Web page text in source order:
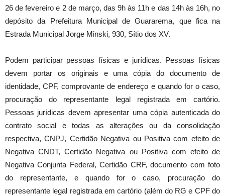
26 de fevereiro e 2 de março, das 9h às 11h e das 14h às 16h, no
depósito da Prefeitura Municipal de Guararema, que fica na
Estrada Municipal Jorge Minski, 930, Sítio dos XV.
Podem participar pessoas físicas e jurídicas. Pessoas físicas
devem portar os originais e uma cópia do documento de
identidade, CPF, comprovante de endereço e quando for o caso,
procuração do representante legal registrada em cartório.
Pessoas jurídicas devem apresentar uma cópia autenticada do
contrato social e todas as alterações ou da consolidação
respectiva, CNPJ, Certidão Negativa ou Positiva com efeito de
Negativa CNDT, Certidão Negativa ou Positiva com efeito de
Negativa Conjunta Federal, Certidão CRF, documento com foto
do representante, e quando for o caso, procuração do
representante legal registrada em cartório (além do RG e CPF do